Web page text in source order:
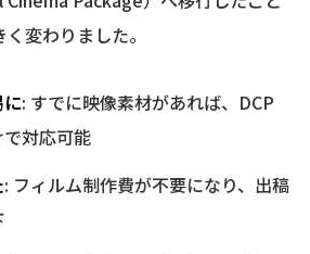
変わりました。
: すでに映像素材があれば、DCP
対応可能
: フィルム制作費が不要になり、出稿